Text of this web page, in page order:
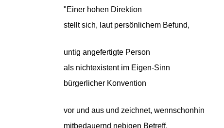
"Einer hohen Direktion
stellt sich, laut persönlichem Befund,
untig angefertigte Person
als nichtexistent im Eigen-Sinn
bürgerlicher Konvention
vor und aus und zeichnet, wennschonhin
mitbedauernd nebigen Betreff,